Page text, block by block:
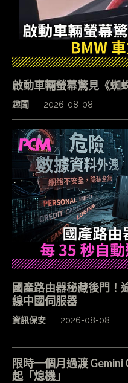
啟動車輛螢幕驚見《蜘
趣聞 2026-08-08
國產路由器秘藏後門！
線中國伺服器
資訊保安 2026-08-08
限時一個月過渡 Gemini
起「熄機」